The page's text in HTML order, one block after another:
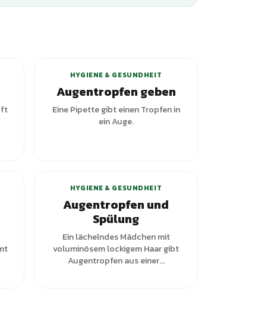
HYGIENE & GESUNDHEIT
Augentropfen geben
Eine Pipette gibt einen Tropfen in
ein Auge.
HYGIENE & GESUNDHEIT
Augentropfen und
Spülung
Ein lächelndes Mädchen mit
voluminösem lockigem Haar gibt
Augentropfen aus einer...